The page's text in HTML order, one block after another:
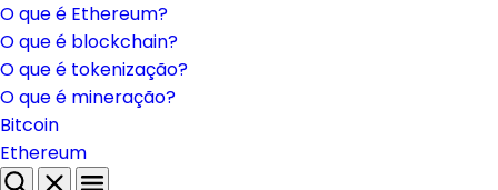
O que é Ethereum?
O que é blockchain?
O que é tokenização?
O que é mineração?
Bitcoin
Ethereum